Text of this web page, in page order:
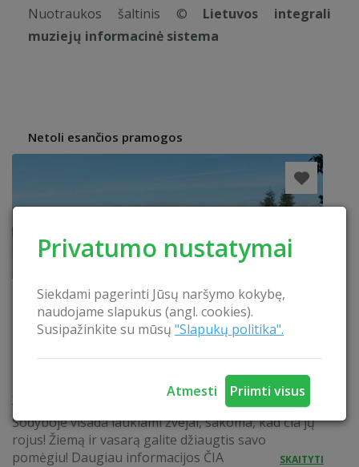
Privatumo nustatymai
Siekdami pagerinti Jūsų naršymo kokybę,
naudojame slapukus (angl. cookies).
Susipažinkite su mūsų "Slapukų politika".
Atmesti Priimti visus
Nuotraukos šaltinis © Lietuvos integrali
muziejų informacinė sistema
Netoli esančios pramogos
ŽŪKLĖ
Sodyboje visada laukiami žvejai, sakoma, kad čia jų
rojus! Žiemą ir vasarą galite džiaugtis savo
pomėgiu! Daugiau informacijos ČIA
SKAITYTI